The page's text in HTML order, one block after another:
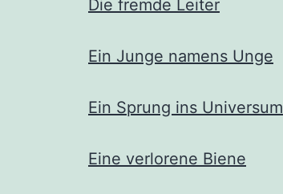
Die fremde Leiter
Ein Junge namens Unge
Ein Sprung ins Universum
Eine verlorene Biene